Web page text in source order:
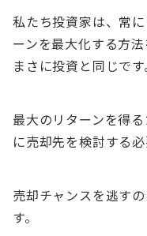
私たち投資家は、常
ーンを最大化する方
まさに投資と同じです
最大のリターンを得
に売却先を検討する必
売却チャンスを逃す
す。